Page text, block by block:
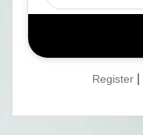
Register